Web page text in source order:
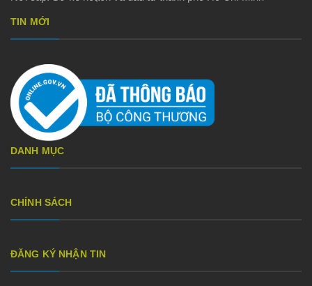
TIN MỚI
DANH MỤC
CHÍNH SÁCH
ĐĂNG KÝ NHẬN TIN